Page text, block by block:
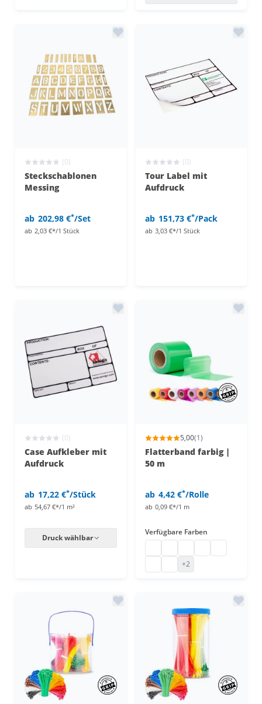
(0)
Steckschablonen
Messing
ab 202,98 €*/Set
ab 2,03 €*/1 Stück
(0)
Tour Label mit
Aufdruck
ab 151,73 €*/Pack
ab 3,03 €*/1 Stück
(0)
Case Aufkleber mit
Aufdruck
ab 17,22 €*/Stück
ab 54,67 €*/1 m²
Druck wählbar
5,00(1)
Flatterband farbig |
50 m
ab 4,42 €*/Rolle
ab 0,09 €*/1 m
Verfügbare Farben
Flatterband farbig
Flatterband farbig
+2